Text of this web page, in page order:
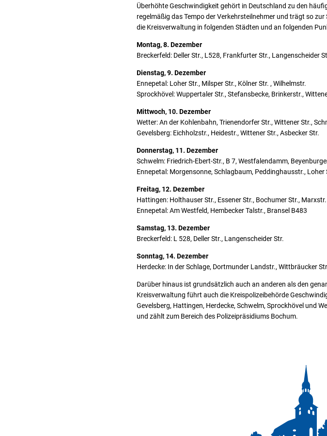
Überhöhte Geschwindigkeit gehört in Deutschland zu den
regelmäßig das Tempo der Verkehrsteilnehmer und trägt so
die Kreisverwaltung in folgenden Städten und an folgenden
Montag, 8. Dezember
Breckerfeld: Deller Str., L528, Frankfurter Str., Langenscheider
Dienstag, 9. Dezember
Ennepetal: Loher Str., Milsper Str., Kölner Str. , Wilhelmstr.
Sprockhövel: Wuppertaler Str., Stefansbecke, Brinkerstr.,
Mittwoch, 10. Dezember
Wetter: An der Kohlenbahn, Trienendorfer Str., Wittener Str.,
Gevelsberg: Eichholzstr., Heidestr., Wittener Str., Asbecker Str.
Donnerstag, 11. Dezember
Schwelm: Friedrich-Ebert-Str., B 7, Westfalendamm,
Ennepetal: Morgensonne, Schlagbaum, Peddinghausstr., Loher
Freitag, 12. Dezember
Hattingen: Holthauser Str., Essener Str., Bochumer Str., Marxstr.
Ennepetal: Am Westfeld, Hembecker Talstr., Bransel B483
Samstag, 13. Dezember
Breckerfeld: L 528, Deller Str., Langenscheider Str.
Sonntag, 14. Dezember
Herdecke: In der Schlage, Dortmunder Landstr., Wittbräucker
Darüber hinaus ist grundsätzlich auch an anderen als den
Kreisverwaltung führt auch die Kreispolizeibehörde
Gevelsberg, Hattingen, Herdecke, Schwelm, Sprockhövel und
und zählt zum Bereich des Polizeipräsidiums Bochum.